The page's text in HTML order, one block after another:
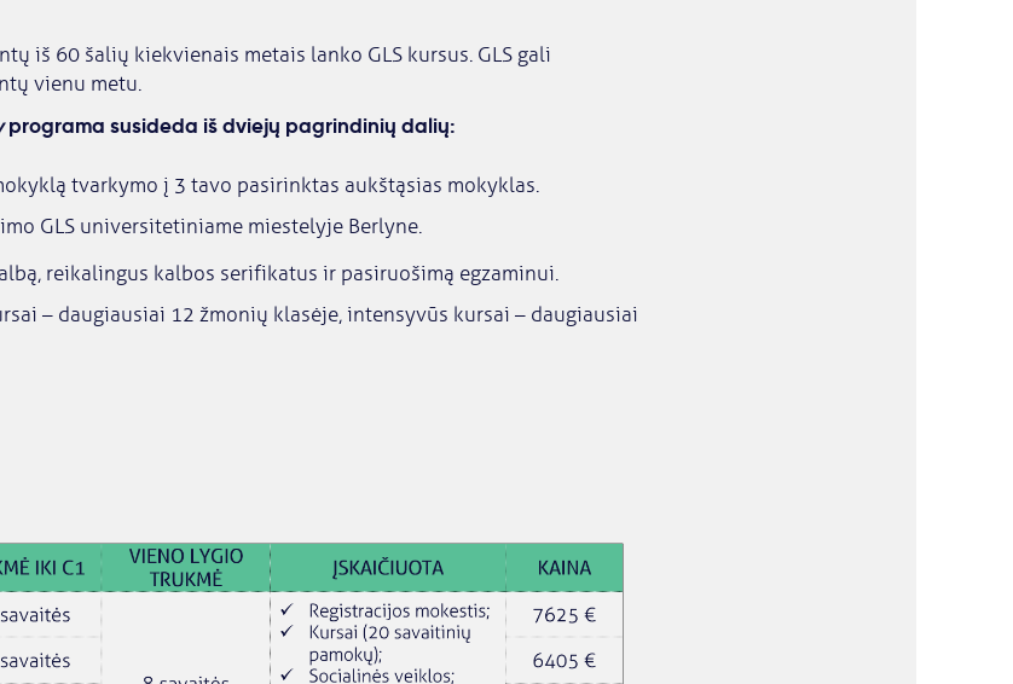
iš 60 šalių kiekvienais metais lanko GLS kursus. GLS gali
vienu metu.
programa susideda iš dviejų pagrindinių dalių:
tvarkymo į 3 tavo pasirinktas aukštąsias mokyklas.
GLS universitetiniame miestelyje Berlyne.
reikalingus kalbos serifikatus ir pasiruošimą egzaminui.
– daugiausiai 12 žmonių klasėje, intensyvūs kursai – daugiausiai